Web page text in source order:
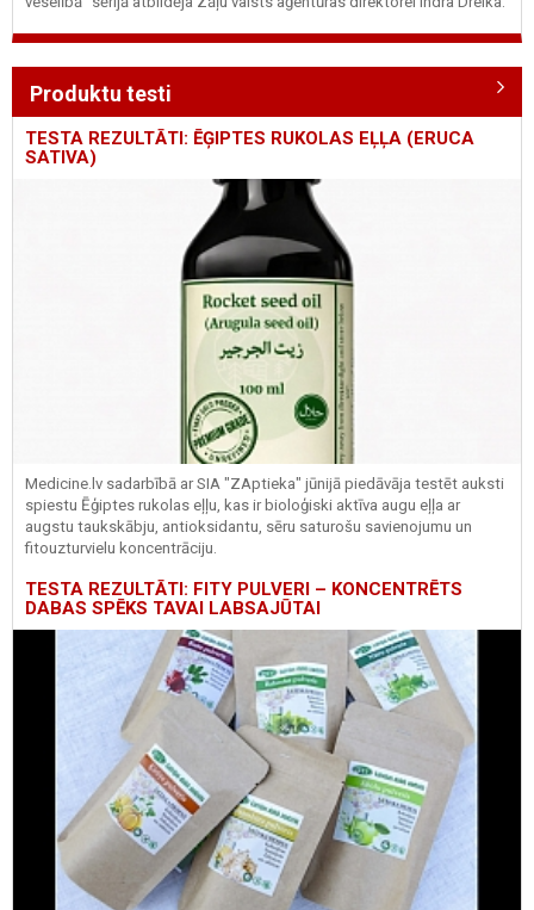
Produktu testi
TESTA REZULTĀTI: ĒĢIPTES RUKOLAS EĻĻA (ERUCA
SATIVA)
Medicine.lv sadarbībā ar SIA "ZAptieka" jūnijā piedāvāja testēt auksti
spiestu Ēģiptes rukolas eļļu, kas ir bioloģiski aktīva augu eļļa ar
augstu taukskābju, antioksidantu, sēru saturošu savienojumu un
fitouzturvielu koncentrāciju.
TESTA REZULTĀTI: FITY PULVERI – KONCENTRĒTS
DABAS SPĒKS TAVAI LABSAJŪTAI